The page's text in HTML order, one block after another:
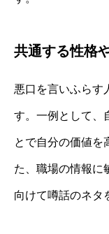
共通する性格
悪口を言いふらす
す。一例として、
とで自分の価値を
た、職場の情報に
向けて噂話のネタ